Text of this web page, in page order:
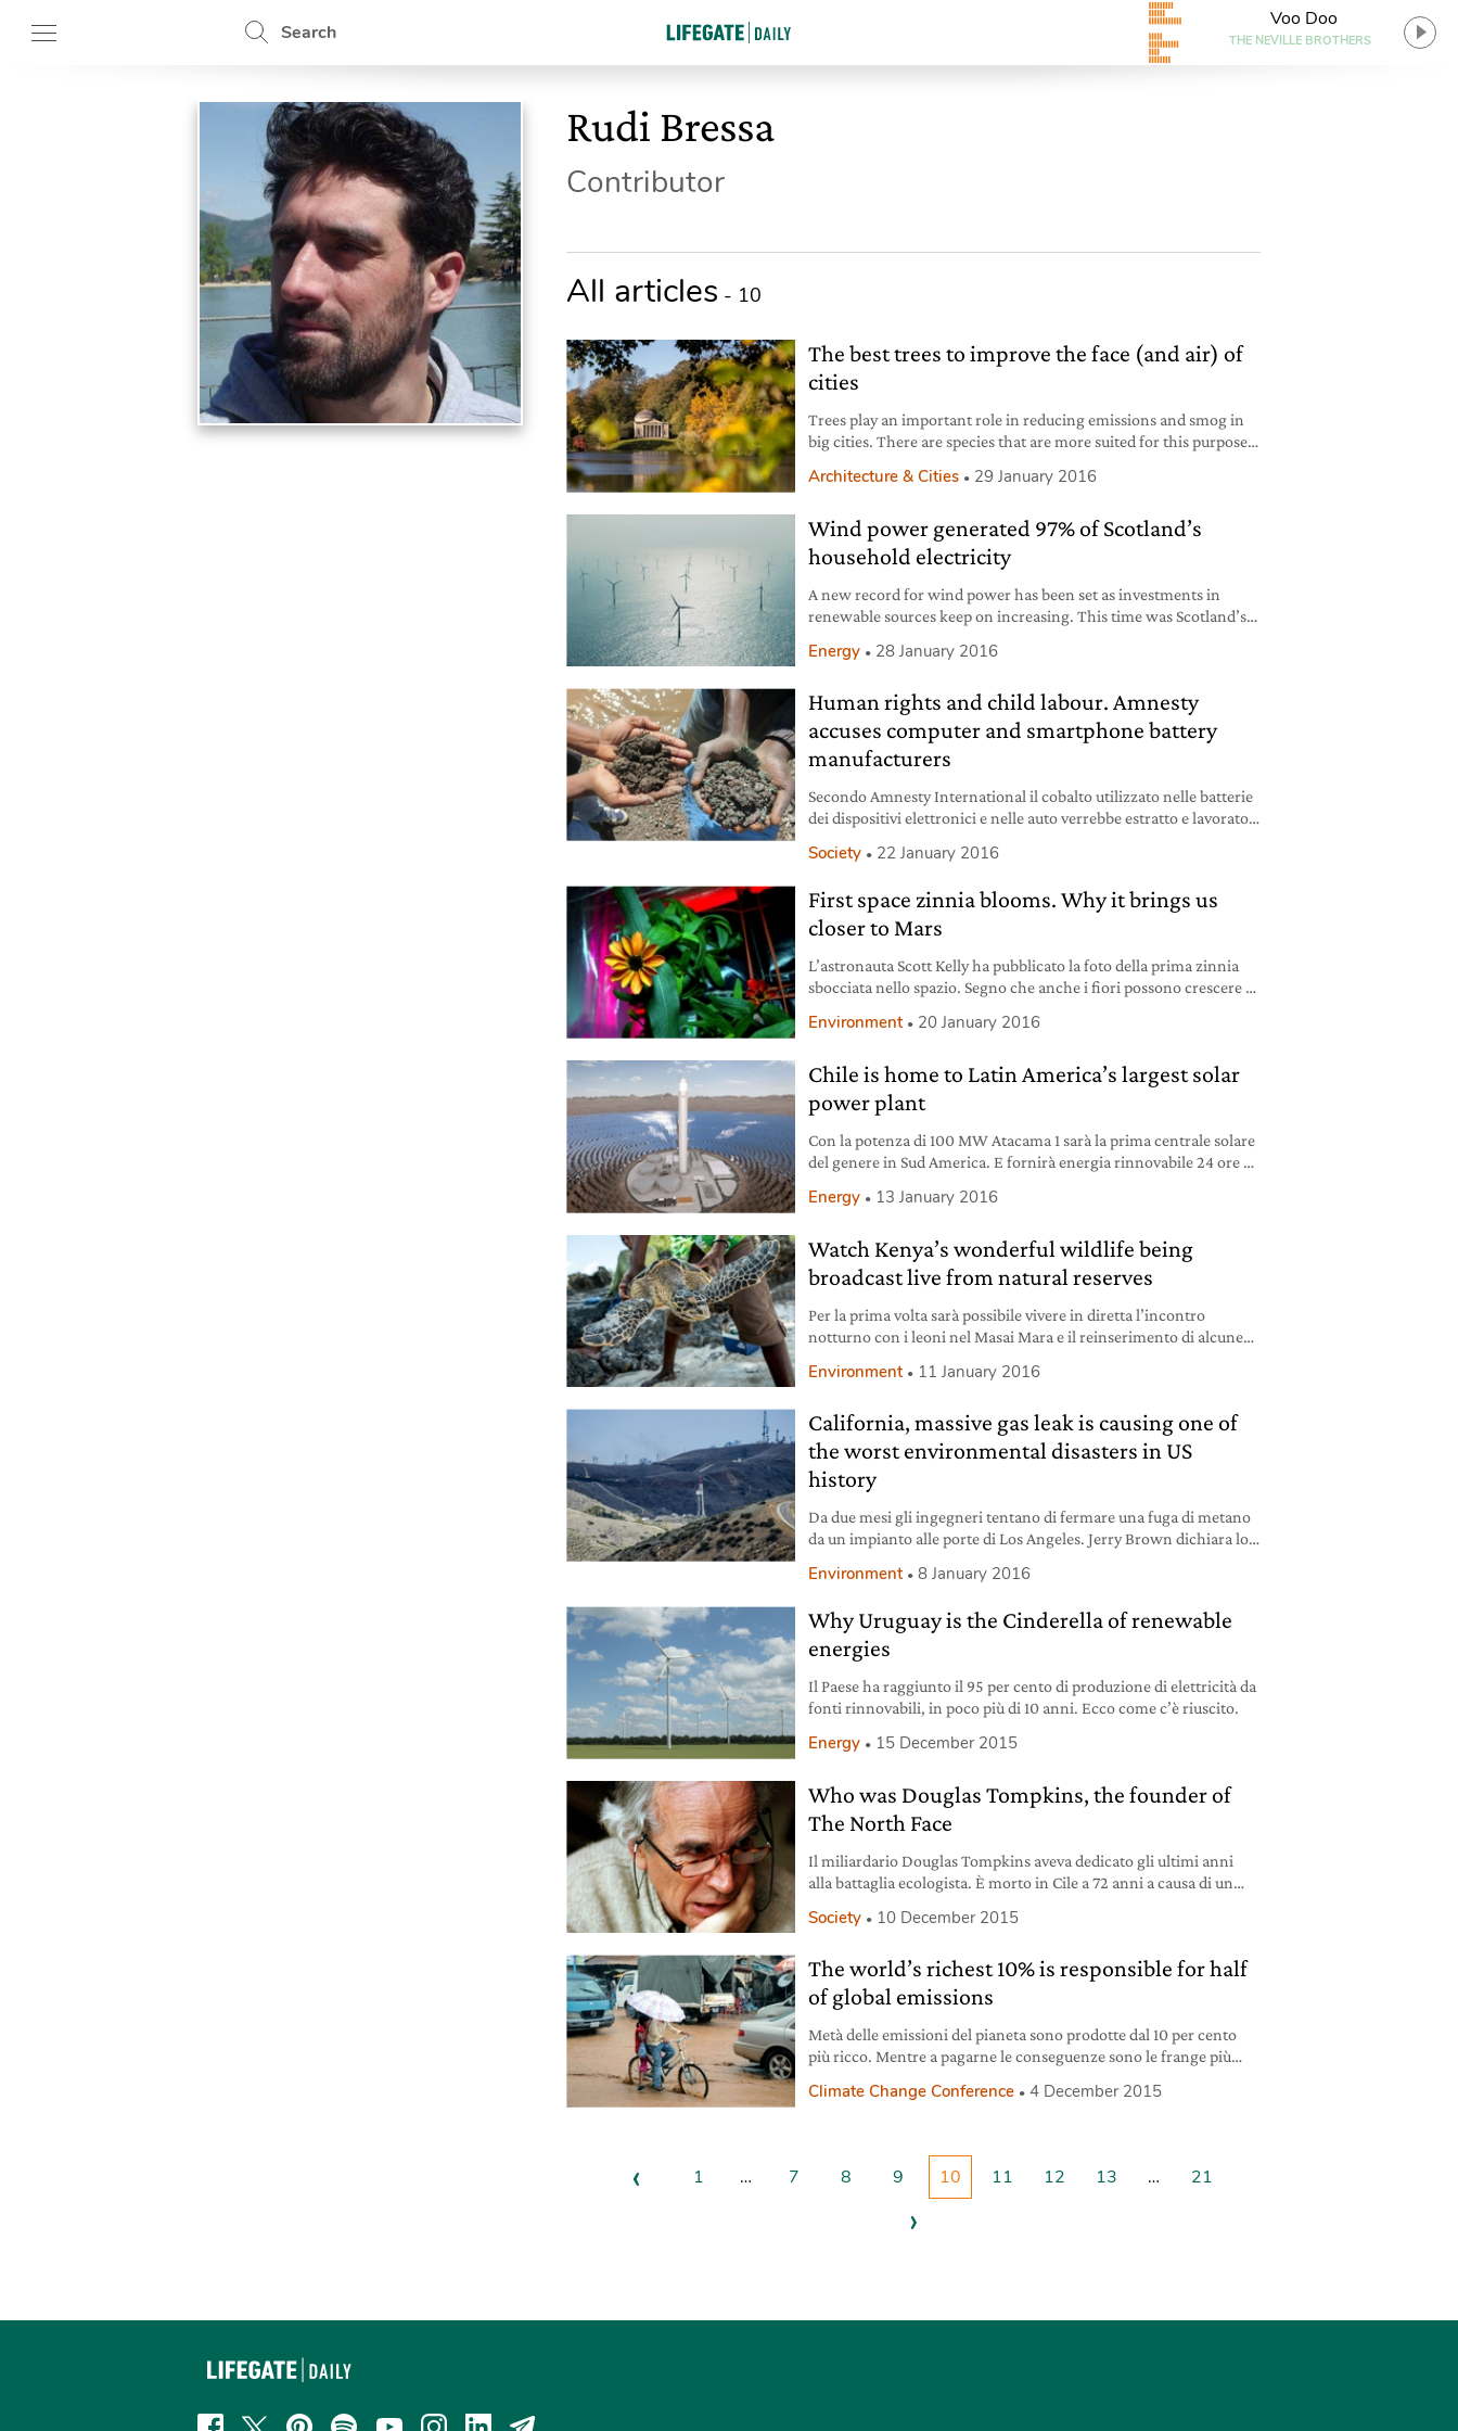
Search
Voo Doo
THE NEVILLE BROTHERS
Rudi Bressa
Contributor
All articles - 10
The best trees to improve the face (and air) of
cities
Trees play an important role in reducing emissions and smog in
big cities. There are species that are more suited for this purpose,
Architecture & Cities 29 January 2016
Wind power generated 97% of Scotland’s
household electricity
A new record for wind power has been set as investments in
renewable sources keep on increasing. This time was Scotland’s
Energy 28 January 2016
Human rights and child labour. Amnesty
accuses computer and smartphone battery
manufacturers
Secondo Amnesty International il cobalto utilizzato nelle batterie
dei dispositivi elettronici e nelle auto verrebbe estratto e lavorato
Society 22 January 2016
First space zinnia blooms. Why it brings us
closer to Mars
L’astronauta Scott Kelly ha pubblicato la foto della prima zinnia
sbocciata nello spazio. Segno che anche i fiori possono crescere in
Environment 20 January 2016
Chile is home to Latin America’s largest solar
power plant
Con la potenza di 100 MW Atacama 1 sarà la prima centrale solare
del genere in Sud America. E fornirà energia rinnovabile 24 ore su
Energy 13 January 2016
Watch Kenya’s wonderful wildlife being
broadcast live from natural reserves
Per la prima volta sarà possibile vivere in diretta l’incontro
notturno con i leoni nel Masai Mara e il reinserimento di alcune
Environment 11 January 2016
California, massive gas leak is causing one of
the worst environmental disasters in US
history
Da due mesi gli ingegneri tentano di fermare una fuga di metano
da un impianto alle porte di Los Angeles. Jerry Brown dichiara lo
Environment 8 January 2016
Why Uruguay is the Cinderella of renewable
energies
Il Paese ha raggiunto il 95 per cento di produzione di elettricità da
fonti rinnovabili, in poco più di 10 anni. Ecco come c’è riuscito.
Energy 15 December 2015
Who was Douglas Tompkins, the founder of
The North Face
Il miliardario Douglas Tompkins aveva dedicato gli ultimi anni
alla battaglia ecologista. È morto in Cile a 72 anni a causa di un
Society 10 December 2015
The world’s richest 10% is responsible for half
of global emissions
Metà delle emissioni del pianeta sono prodotte dal 10 per cento
più ricco. Mentre a pagarne le conseguenze sono le frange più
Climate Change Conference 4 December 2015
‹ 1 … 7 8 9 10 11 12 13 … 21
›